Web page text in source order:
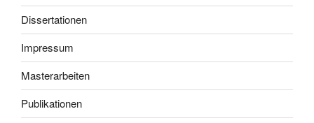
Dissertationen
Impressum
Masterarbeiten
Publikationen